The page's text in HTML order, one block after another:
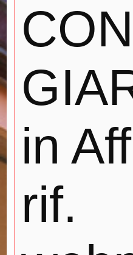
CON
in
rif.